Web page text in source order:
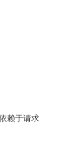
赖于请求